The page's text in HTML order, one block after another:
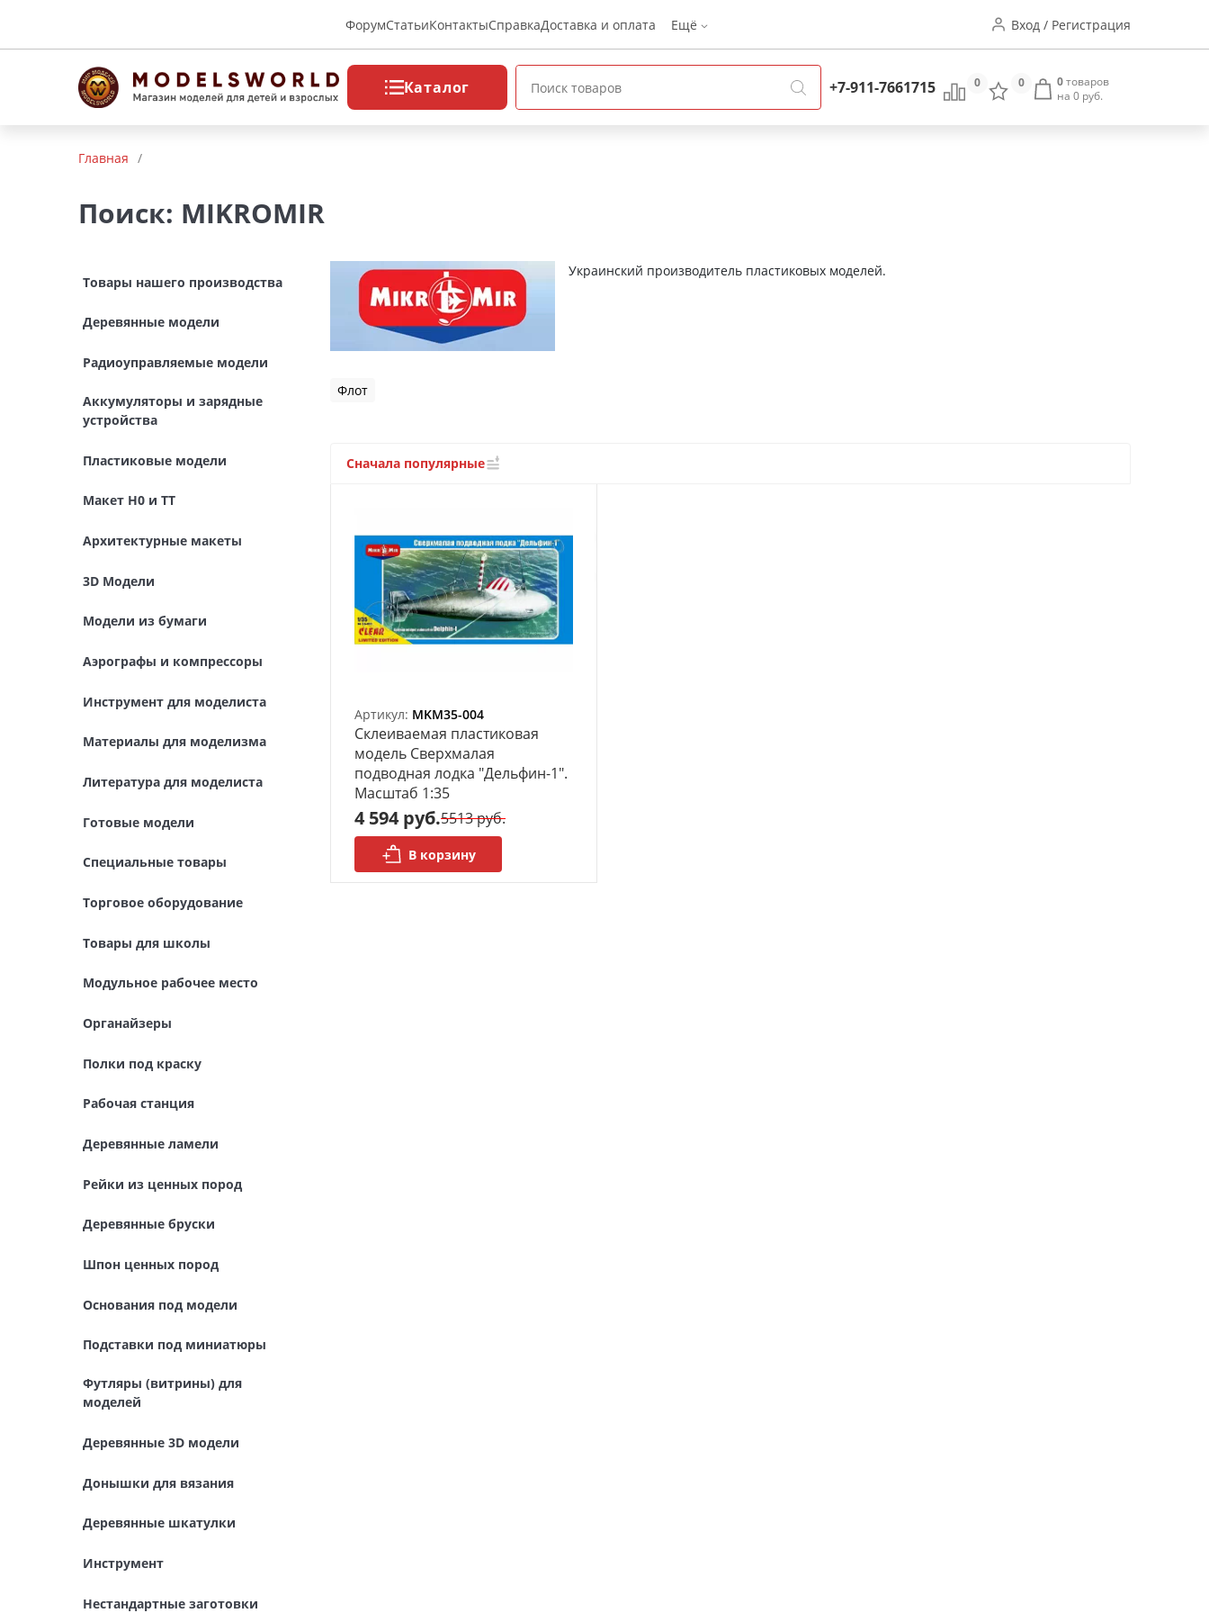
ФорумСтатьиКонтактыСправкаДоставка и оплата Ещё Вход / Регистрация
Каталог +7-911-7661715 0 0 0товаров
на 0 руб.
Радиоуправляемые модели
устройства
Пластиковые модели
Макет H0 и TT
Архитектурные макеты
Деревянные бруски
Шпон ценных пород
Подставки под миниатюры
Футляры (витрины) для
моделей
Деревянные шкатулки
Нестандартные заготовки
Новогодние изделия
Дерево БАЛЬЗА и
Авиационная фанера
Главная /
Поиск: MIKROMIR
Товары нашего производства
Деревянные модели
Радиоуправляемые модели
Аккумуляторы и зарядные
устройства
Пластиковые модели
Макет H0 и TT
Архитектурные макеты
3D Модели
Модели из бумаги
Аэрографы и компрессоры
Инструмент для моделиста
Материалы для моделизма
Литература для моделиста
Готовые модели
Специальные товары
Торговое оборудование
Товары для школы
Модульное рабочее место
Органайзеры
Полки под краску
Рабочая станция
Деревянные ламели
Рейки из ценных пород
Деревянные бруски
Шпон ценных пород
Основания под модели
Подставки под миниатюры
Футляры (витрины) для
моделей
Деревянные 3D модели
Донышки для вязания
Деревянные шкатулки
Инструмент
Нестандартные заготовки
Украинский производитель пластиковых моделей.
Флот
Сначала популярные
Артикул: MKM35-004
Склеиваемая пластиковая
модель Сверхмалая
подводная лодка "Дельфин-1".
Масштаб 1:35
4 594 руб.5513 руб.
В корзину